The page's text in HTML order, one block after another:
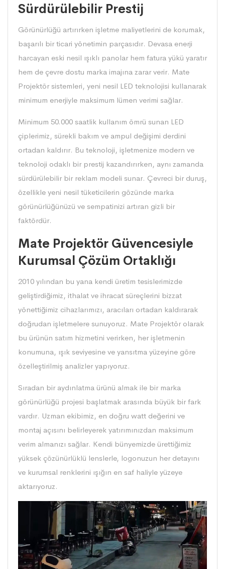
Sürdürülebilir Prestij
Görünürlüğü artırırken işletme maliyetlerini de korumak,
başarılı bir ticari yönetimin parçasıdır. Devasa enerji
harcayan eski nesil ışıklı panolar hem fatura yükü yaratır
hem de çevre dostu marka imajına zarar verir. Mate
Projektör sistemleri, yeni nesil LED teknolojisi kullanarak
minimum enerjiyle maksimum lümen verimi sağlar.
Minimum 50.000 saatlik kullanım ömrü sunan LED
çiplerimiz, sürekli bakım ve ampul değişimi derdini
ortadan kaldırır. Bu teknoloji, işletmenize modern ve
teknoloji odaklı bir prestij kazandırırken, aynı zamanda
sürdürülebilir bir reklam modeli sunar. Çevreci bir duruş,
özellikle yeni nesil tüketicilerin gözünde marka
görünürlüğünüzü ve sempatinizi artıran gizli bir
faktördür.
Mate Projektör Güvencesiyle
Kurumsal Çözüm Ortaklığı
2010 yılından bu yana kendi üretim tesislerimizde
geliştirdiğimiz, ithalat ve ihracat süreçlerini bizzat
yönettiğimiz cihazlarımızı, aracıları ortadan kaldırarak
doğrudan işletmelere sunuyoruz. Mate Projektör olarak
bu ürünün satım hizmetini verirken, her işletmenin
konumuna, ışık seviyesine ve yansıtma yüzeyine göre
özelleştirilmiş analizler yapıyoruz.
Sıradan bir aydınlatma ürünü almak ile bir marka
görünürlüğü projesi başlatmak arasında büyük bir fark
vardır. Uzman ekibimiz, en doğru watt değerini ve
montaj açısını belirleyerek yatırımınızdan maksimum
verim almanızı sağlar. Kendi bünyemizde ürettiğimiz
yüksek çözünürlüklü lenslerle, logonuzun her detayını
ve kurumsal renklerini ışığın en saf haliyle yüzeye
aktarıyoruz.